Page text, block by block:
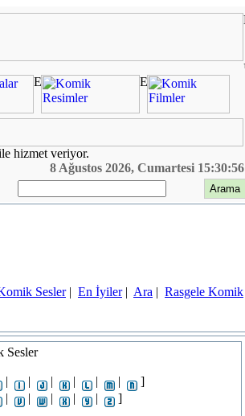
hizmet veriyor.
8 Ağustos 2026, Cumartesi 15:30:56
Sesler| En İyiler| Ara | Rasgele Komik
Sesler
| | | | | |
]
| | | | | ]